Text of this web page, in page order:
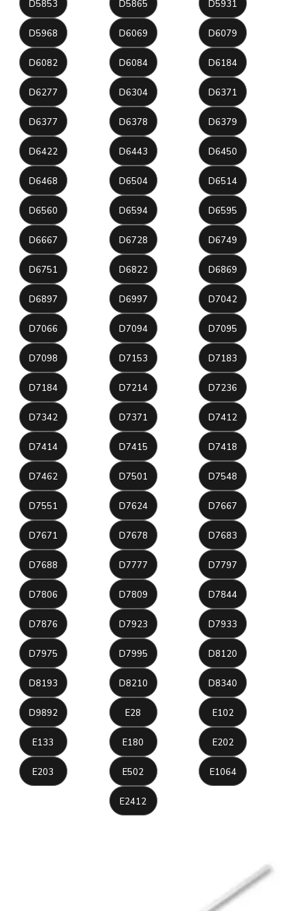
D5853 D5865 D5931
D5968 D6069 D6079
D6082 D6084 D6184
D6277 D6304 D6371
D6377 D6378 D6379
D6422 D6443 D6450
D6468 D6504 D6514
D6560 D6594 D6595
D6667 D6728 D6749
D6751 D6822 D6869
D6897 D6997 D7042
D7066 D7094 D7095
D7098 D7153 D7183
D7184 D7214 D7236
D7342 D7371 D7412
D7414 D7415 D7418
D7462 D7501 D7548
D7551 D7624 D7667
D7671 D7678 D7683
D7688 D7777 D7797
D7806 D7809 D7844
D7876 D7923 D7933
D7975 D7995 D8120
D8193 D8210 D8340
D9892 E28 E102
E133 E180 E202
E203 E502 E1064
E2412